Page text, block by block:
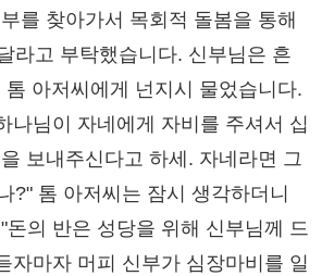
를 찾아가서 목회적 돌봄을 통해
라고 부탁했습니다. 신부님은 흔
아저씨에게 넌지시 물었습니다.
나님이 자네에게 자비를 주셔서 십
보내주신다고 하세. 자네라면 그
?" 톰 아저씨는 잠시 생각하더니
돈의 반은 성당을 위해 신부님께 드
자마자 머피 신부가 심장마비를 일